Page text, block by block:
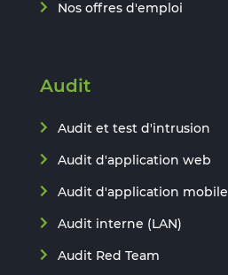
Nos offres d'emploi
Audit
Audit et test d'intrusion
Audit d'application web
Audit d'application mobile
Audit interne (LAN)
Audit Red Team